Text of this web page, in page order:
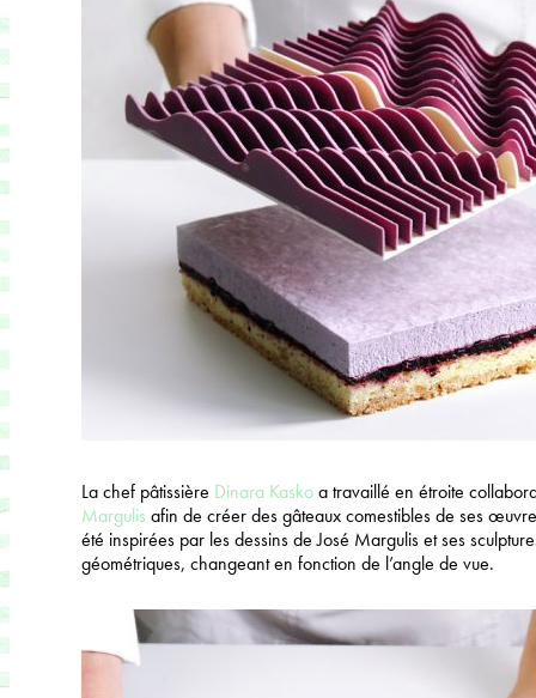
La chef pâtissière Dinara Kaskoa travaillé en étroite
Margulis afin de créer des gâteaux comestibles de ses
été inspirées par les dessins de José Margulis et ses
géométriques, changeant en fonction de l’angle de vue.